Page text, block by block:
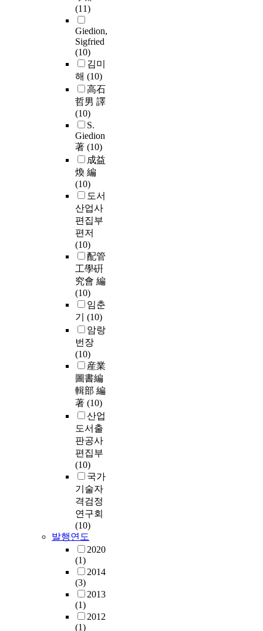
(11)
Giedion,
Sigfried
(10)
김미
해 (10)
高石
哲男 譯
(10)
S.
Giedion
著 (10)
成益
煥 編
(10)
도서
산업사
편집부
편저
(10)
配管
工學硏
究會 編
(10)
임춘
기 (10)
암랑
번장
(10)
産業
圖書編
輯部 編
著 (10)
산업
도서출
판공사
편집부
(10)
국가
기술자
격검정
연구회
(10)
발행연도
2020
(1)
2014
(3)
2013
(1)
2012
(1)